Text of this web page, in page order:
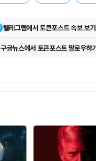
텔레그램에서 토큰포스트 속보 보기
구글뉴스에서 토큰포스트 팔로우하기